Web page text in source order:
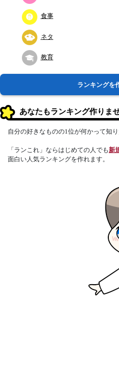
食事
ネタ
教育
ランキングを
あなたもランキング作りま
自分の好きなものの1位が何かって知
「ランこれ」ならはじめての人でも新
面白い人気ランキングを作れます。